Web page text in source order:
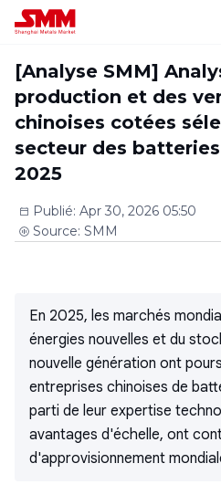
[Analyse SMM]
production et des
chinoises cotées
secteur des
2025
Publié: Apr 30, 2026 05:50
Source: SMM
En 2025, les marchés
énergies nouvelles et du
nouvelle génération ont
entreprises chinoises de
parti de leur expertise
avantages d'échelle, ont
d'approvisionnement